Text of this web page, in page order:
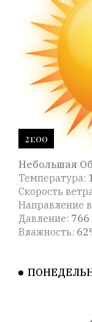
21:00
Небольшая
Температура:
Скорость
Направление
Давление: 766
Влажность: